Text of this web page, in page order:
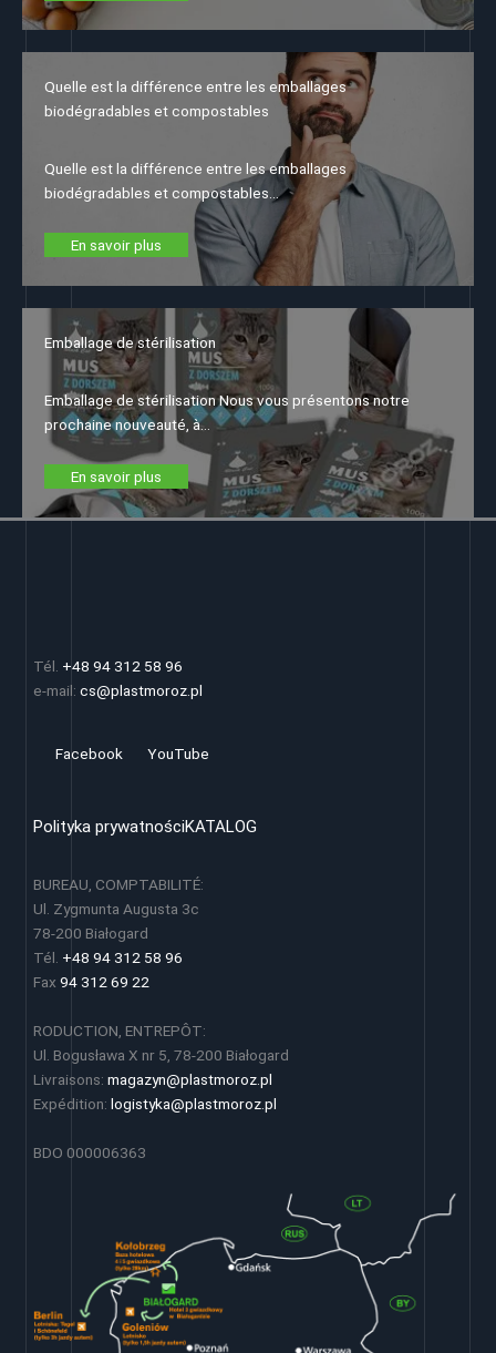
Quelle est la différence entre les emballages
biodégradables et compostables
Quelle est la différence entre les emballages
biodégradables et compostables…
En savoir plus
Emballage de stérilisation
Emballage de stérilisation Nous vous présentons notre
prochaine nouveauté, à…
En savoir plus
Tél. +48 94 312 58 96
e-mail: cs@plastmoroz.pl
Facebook YouTube
Polityka prywatnościKATALOG
BUREAU, COMPTABILITÉ:
Ul. Zygmunta Augusta 3c
78-200 Białogard
Tél. +48 94 312 58 96
Fax 94 312 69 22
RODUCTION, ENTREPÔT:
Ul. Bogusława X nr 5, 78-200 Białogard
Livraisons: magazyn@plastmoroz.pl
Expédition: logistyka@plastmoroz.pl
BDO 000006363